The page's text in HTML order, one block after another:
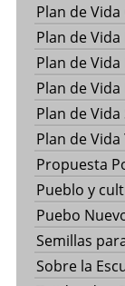
Plan de Vida
Plan de
Plan de
Plan de
Plan de Vida
Plan de Vida
Propuesta
Pueblo y
Puebo
Semillas
Sobre la